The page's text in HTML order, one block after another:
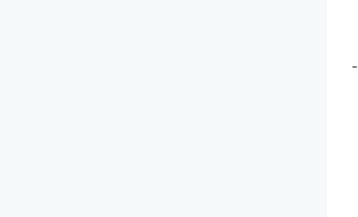
سنوضح في السطور القادمة سعر الأرز اليوم السبت 31-8-